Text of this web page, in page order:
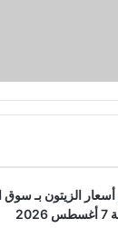
الزيتون بـ سوق